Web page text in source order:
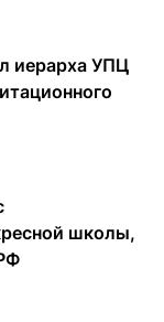
иерарха УПЦ
школы,